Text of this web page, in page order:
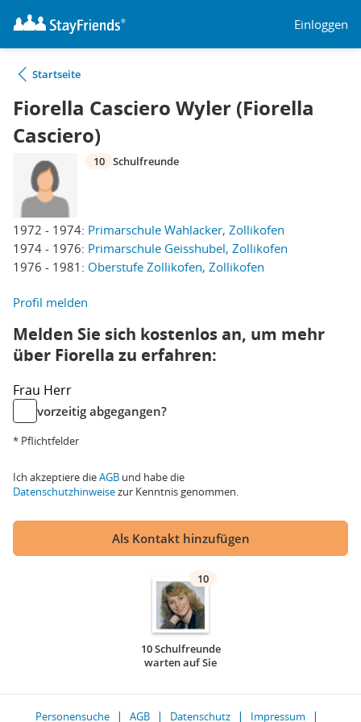
Einloggen
Startseite
Fiorella Casciero Wyler (Fiorella
Casciero)
1972 - 1974: Primarschule Wahlacker, Zollikofen
1974 - 1976: Primarschule Geisshubel, Zollikofen
1976 - 1981: Oberstufe Zollikofen, Zollikofen
10 Schulfreunde
Profil melden
Melden Sie sich kostenlos an, um mehr
über Fiorella zu erfahren:
Frau Herr
vorzeitig abgegangen?
* Pflichtfelder
Ich akzeptiere dieAGB und habe die
Datenschutzhinweisezur Kenntnis genommen.
Als Kontakt hinzufügen
10
10 Schulfreunde
warten auf Sie
Personensuche AGB Datenschutz Impressum